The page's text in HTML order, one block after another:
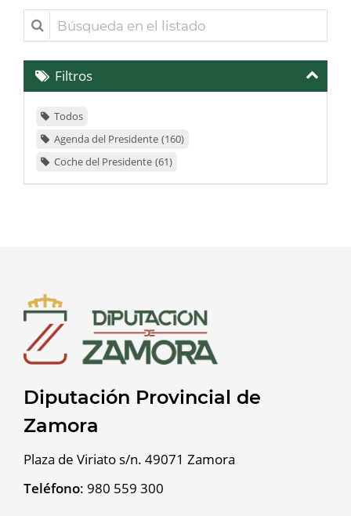
Búsqueda
en
el
listadoFiltros
Todos
Agenda del Presidente 160
Coche del Presidente 61
Diputación Provincial de
Zamora
Plaza de Viriato s/n. 49071 Zamora
Teléfono: 980 559 300